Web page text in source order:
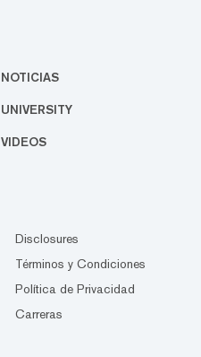
NOTICIAS
UNIVERSITY
VIDEOS
Disclosures
Términos y Condiciones
Política de Privacidad
Carreras